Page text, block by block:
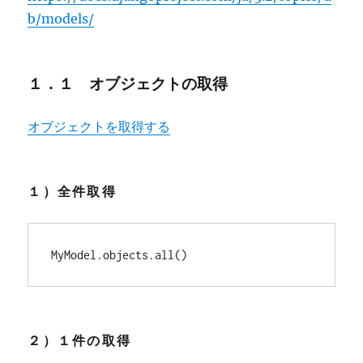
b/models/
１．１ オブジェクトの取得
オブジェクトを取得する
１）全件取得
MyModel.objects.all()
２）１件の取得